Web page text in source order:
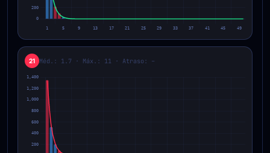
21 Méd.: 1.7 · Máx.: 11 · Atraso: –